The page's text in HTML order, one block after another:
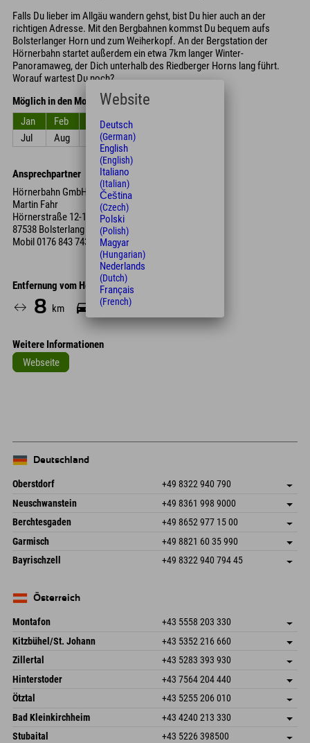
Falls Du lieber im Allgäu wandern gehst, bist Du hier auch an der
richtigen Adresse. Mit den Bergbahnen kommst Du bequem aufs
Bolsterlanger Horn und zum Weiherkopf. An der Bergstation der
Hörnerbahn startet außerdem ein etwa 7km langer Winter-
Panoramaweg, der Dich unterhalb des Riedberger Horns lang führt.
Worauf wartest Du noch?
Möglich in den Monaten
Jan
Feb Mrz Apr
Jul
Aug Sep Okt
Ansprechpartner
Hörnerbahn GmbH & Co. KG
Martin Fahr
Hörnerstraße 12-16
87538 Bolsterlang
Mobil0176 843 743 33
Entfernung vom Hotel
8 km 17 Min.
Weitere Informationen
Webseite
Deutschland
Oberstdorf +49 8322 940 790
An der Breitach 3
87538 Fischen I. Allgäu
Deutschland
Adresse speichern
Anreiseinfos
Buchen
Neuschwanstein +49 8361 998 9000
An der Riese 45
87484 Nesselwang im Allgäu
Deutschland
Adresse speichern
Buchen
Berchtesgaden +49 8652 977 15 00
Hofreitstr. 7
83471 Schönau am Königssee
Deutschland
Adresse speichern
Anreiseinfos
Buchen
Garmisch +49 8821 60 35 990
Frickenstraße 22
82490 Farchant
Adresse speichern
Bayrischzell +49 8322 940 794 45
Deutschland
Österreich
Montafon +43 5558 203 330
Dorfstr. 127b
6793 Gaschurn/Montafon
Österreich
Adresse speichern
Anreiseinfos
Buchen
Kitzbühel/St. Johann +43 5352 216 660
Speckbacherstraße 87
Österreich
Adresse speichern
Buchen
Zillertal +43 5283 393 930
Schmiedau 2
6272 Kaltenbach im Zillertal
Österreich
Adresse speichern
Anreiseinfos
Buchen
Hinterstoder +43 7564 204 440
Freizeitpark 10
Österreich
Adresse speichern
Buchen
Ötztal +43 5255 206 010
Gscheat 14
6441 Umhausen
Österreich
Adresse speichern
Anreiseinfos
Buchen
Bad Kleinkirchheim +43 4240 213 330
Dorfstraße 24
Adresse speichern
Stubaital +43 5226 398500
Website
Deutsch
(German)
English
(English)
Italiano
(Italian)
Čeština
(Czech)
Polski
(Polish)
Magyar
(Hungarian)
Nederlands
(Dutch)
Français
(French)